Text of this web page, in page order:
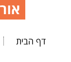
דף הבית